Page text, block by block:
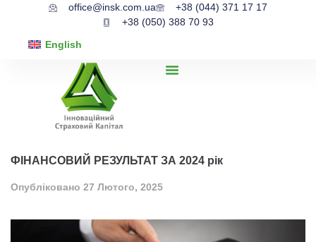
office@insk.com.ua
+38 (044) 371 17 17
+38 (050) 388 70 93
English
ФІНАНСОВИЙ РЕЗУЛЬТАТ ЗА 2024 рік
Опубліковано 27 Лютого, 2025